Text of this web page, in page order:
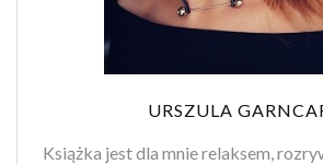
URSZULA
Książka jest dla mnie relaksem,